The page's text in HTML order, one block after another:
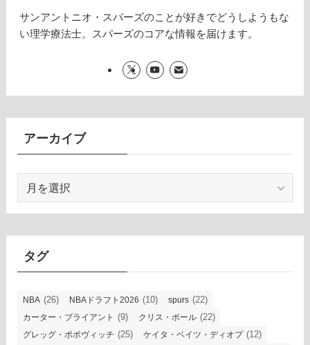
サンアントニオ・スパーズのことが好きでどうしようもな
い理学療法士。スパーズのコアな情報を届けます。
アーカイブ
カ
イ
タグ
NBA (26) NBAドラフト2026 (10) spurs (22)
カーター・ブライアント (9) クリス・ポール (22)
グレッグ・ポポヴィッチ (25) ケイタ・ベイツ・ディオプ(12)